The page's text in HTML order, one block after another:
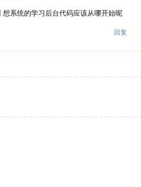
系统的学习后台代码应该从哪开始呢
回复